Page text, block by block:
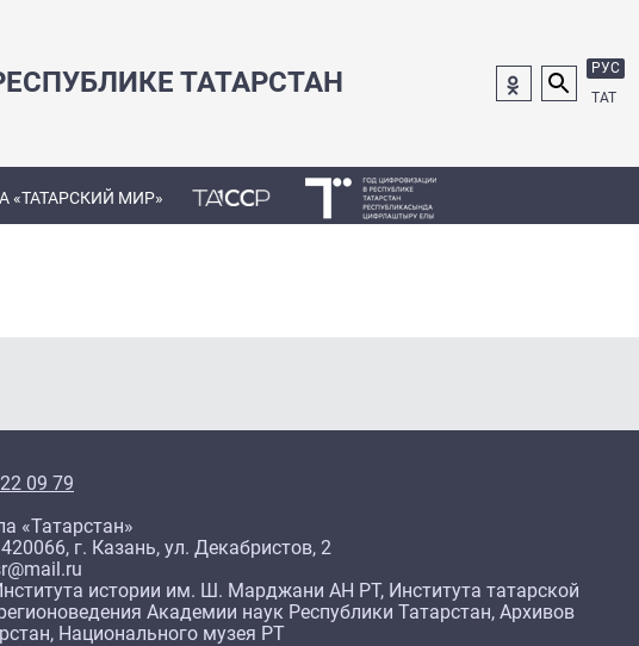
ТАТАРСТАН
РУС
ТАТ
«ТАТАРСКИЙ МИР»
09 79
«Татарстан»
г. Казань, ул. Декабристов, 2
истории им. Ш. Марджани АН РТ, Института татарской
Академии наук Республики Татарстан, Архивов
Национального музея РТ